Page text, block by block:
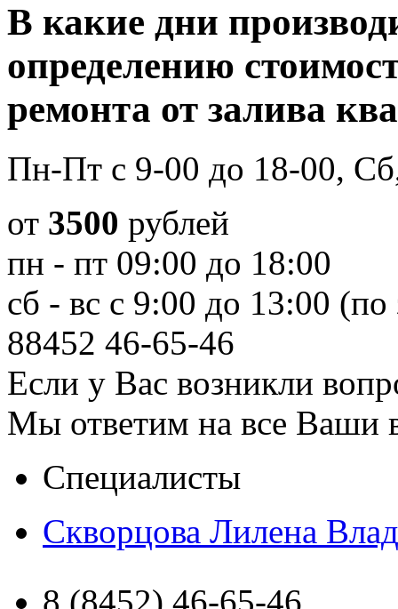
В какие дни
определению
ремонта от залива
Пн-Пт с 9-00 до 18-00,
от 3500 рублей
пн - пт 09:00 до 18:00
сб - вс с 9:00 до 13:00 (по
88452 46-65-46
Если у Вас возникли
Мы ответим на все Ваши
Специалисты
Скворцова Лилена